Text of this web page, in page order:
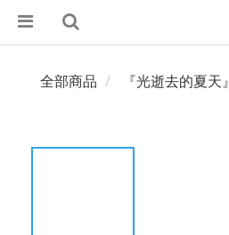
全部商品 『光逝去的夏天』